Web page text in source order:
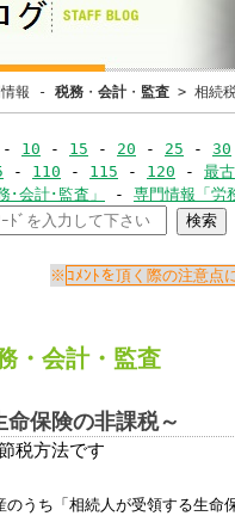
に申し訳ござ
当サイト推奨ブラ
Windows
からアクセス
情報 - 税務 ・ 会計・ 監査 > 相続
- 10 - 15 - 20 - 25 - 30
- 110 - 115 - 120 - 最古
･会計･監査」 - 専門情報「労
※ ｺﾒﾝﾄを頂く際の注意点
・ 会計・ 監査
保険の非課税～
税方法です
のうち「相続人が受領する生命